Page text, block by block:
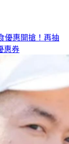
優惠開搶！再抽
惠券